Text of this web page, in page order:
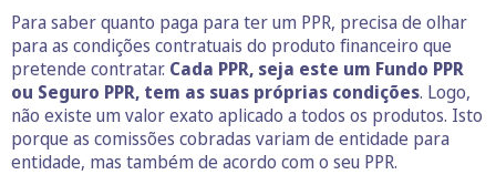
Para saber quanto paga para ter um PPR, precisa de olhar
para as condições contratuais do produto financeiro que
pretende contratar. Cada PPR, seja este um Fundo PPR
ou Seguro PPR, tem as suas próprias condições. Logo,
não existe um valor exato aplicado a todos os produtos. Isto
porque as comissões cobradas variam de entidade para
entidade, mas também de acordo com o seu PPR.